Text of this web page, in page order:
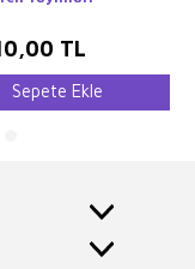
TL
Sepete Ekle